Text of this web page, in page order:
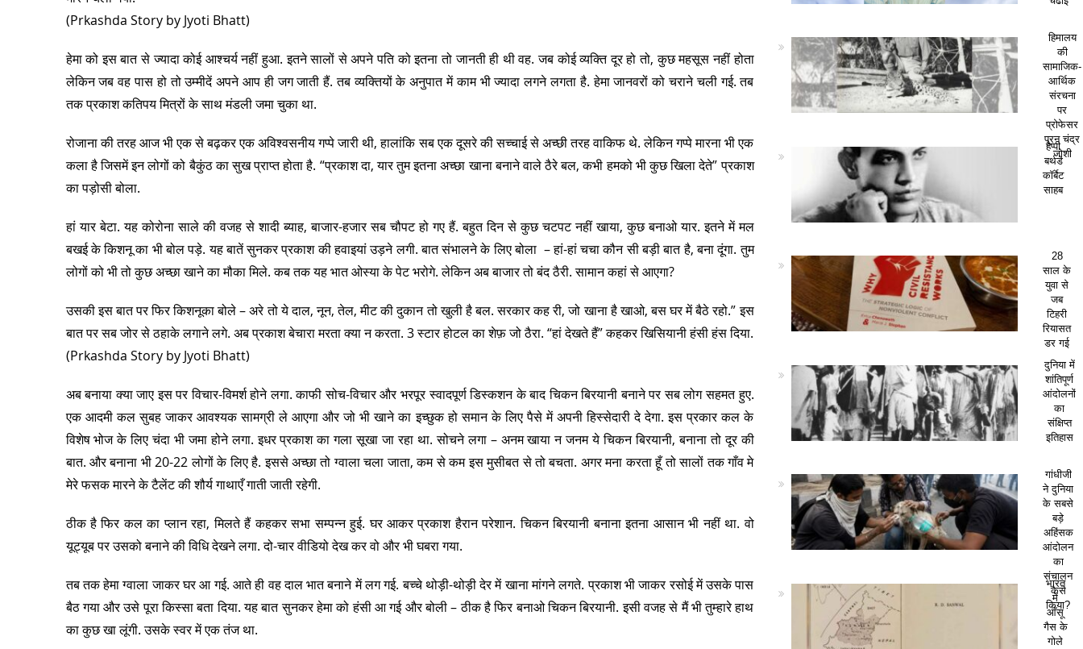
(Prkashda Story by Jyoti Bhatt)
हेमा को इस बात से ज्यादा कोई आश्चर्य नहीं हुआ. इतने सालों से अपने पति को इतना तो जानती ही थी वह. जब कोई व्यक्ति दूर हो तो, कुछ महसूस नहीं होता
लेकिन जब वह पास हो तो उम्मीदें अपने आप ही जग जाती हैं. तब व्यक्तियों के अनुपात में काम भी ज्यादा लगने लगता है. हेमा जानवरों को चराने चली गई. तब
तक प्रकाश कतिपय मित्रों के साथ मंडली जमा चुका था.
रोजाना की तरह आज भी एक से बढ़कर एक अविश्वसनीय गप्पे जारी थी, हालांकि सब एक दूसरे की सच्चाई से अच्छी तरह वाकिफ थे. लेकिन गप्पे मारना भी एक
कला है जिसमें इन लोगों को बैकुंठ का सुख प्राप्त होता है. “प्रकाश दा, यार तुम इतना अच्छा खाना बनाने वाले ठैरे बल, कभी हमको भी कुछ खिला देते” प्रकाश
का पड़ोसी बोला.
हां यार बेटा. यह कोरोना साले की वजह से शादी ब्याह, बाजार-हजार सब चौपट हो गए हैं. बहुत दिन से कुछ चटपट नहीं खाया, कुछ बनाओ यार. इतने में मल
बखई के किशनू का भी बोल पड़े. यह बातें सुनकर प्रकाश की हवाइयां उड़ने लगी. बात संभालने के लिए बोला – हां-हां चचा कौन सी बड़ी बात है, बना दूंगा. तुम
लोगों को भी तो कुछ अच्छा खाने का मौका मिले. कब तक यह भात ओस्या के पेट भरोगे. लेकिन अब बाजार तो बंद ठैरी. सामान कहां से आएगा?
उसकी इस बात पर फिर किशनूका बोले – अरे तो ये दाल, नून, तेल, मीट की दुकान तो खुली है बल. सरकार कह री, जो खाना है खाओ, बस घर में बैठे रहो.” इस
बात पर सब जोर से ठहाके लगाने लगे. अब प्रकाश बेचारा मरता क्या न करता. 3 स्टार होटल का शेफ़ जो ठैरा. “हां देखते हैं” कहकर खिसियानी हंसी हंस दिया.
(Prkashda Story by Jyoti Bhatt)
अब बनाया क्या जाए इस पर विचार-विमर्श होने लगा. काफी सोच-विचार और भरपूर स्वादपूर्ण डिस्कशन के बाद चिकन बिरयानी बनाने पर सब लोग सहमत हुए.
एक आदमी कल सुबह जाकर आवश्यक सामग्री ले आएगा और जो भी खाने का इच्छुक हो समान के लिए पैसे में अपनी हिस्सेदारी दे देगा. इस प्रकार कल के
विशेष भोज के लिए चंदा भी जमा होने लगा. इधर प्रकाश का गला सूखा जा रहा था. सोचने लगा – अनम खाया न जनम ये चिकन बिरयानी, बनाना तो दूर की
बात. और बनाना भी 20-22 लोगों के लिए है. इससे अच्छा तो ग्वाला चला जाता, कम से कम इस मुसीबत से तो बचता. अगर मना करता हूँ तो सालों तक गाँव मे
मेरे फसक मारने के टैलेंट की शौर्य गाथाएँ गाती जाती रहेगी.
ठीक है फिर कल का प्लान रहा, मिलते हैं कहकर सभा सम्पन्न हुई. घर आकर प्रकाश हैरान परेशान. चिकन बिरयानी बनाना इतना आसान भी नहीं था. वो
यूट्यूब पर उसको बनाने की विधि देखने लगा. दो-चार वीडियो देख कर वो और भी घबरा गया.
तब तक हेमा ग्वाला जाकर घर आ गई. आते ही वह दाल भात बनाने में लग गई. बच्चे थोड़ी-थोड़ी देर में खाना मांगने लगते. प्रकाश भी जाकर रसोई में उसके पास
बैठ गया और उसे पूरा किस्सा बता दिया. यह बात सुनकर हेमा को हंसी आ गई और बोली – ठीक है फिर बनाओ चिकन बिरयानी. इसी वजह से मैं भी तुम्हारे हाथ
का कुछ खा लूंगी. उसके स्वर में एक तंज था.
हिमालय
की
सामाजिक-
आर्थिक
संरचना
पर
प्रोफेसर
पूरन चंद्र
जोशी
हैप्पी
बर्थडे
कॉर्बेट
साहब
28
साल के
युवा से
जब
टिहरी
रियासत
डर गई
दुनिया में
शांतिपूर्ण
आंदोलनों
का
संक्षिप्त
इतिहास
गांधीजी
ने दुनिया
के सबसे
बड़े
अहिंसक
आंदोलन
का
संचालन
कैसे
किया?
भारत
में
आँसू
गैस के
गोले